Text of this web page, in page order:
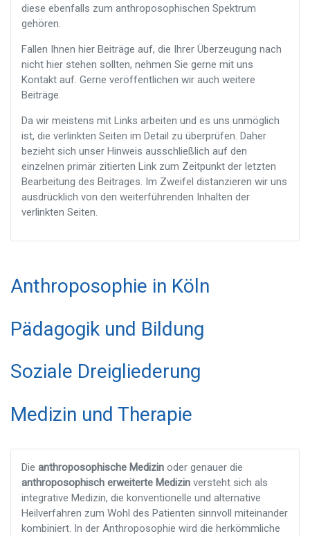
diese ebenfalls zum anthroposophischen Spektrum
gehören.
Fallen Ihnen hier Beiträge auf, die Ihrer Überzeugung nach
nicht hier stehen sollten, nehmen Sie gerne mit uns
Kontakt auf. Gerne veröffentlichen wir auch weitere
Beiträge.
Da wir meistens mit Links arbeiten und es uns unmöglich
ist, die verlinkten Seiten im Detail zu überprüfen. Daher
bezieht sich unser Hinweis ausschließlich auf den
einzelnen primär zitierten Link zum Zeitpunkt der letzten
Bearbeitung des Beitrages. Im Zweifel distanzieren wir uns
ausdrücklich von den weiterführenden Inhalten der
verlinkten Seiten.
Anthroposophie in Köln
Pädagogik und Bildung
Soziale Dreigliederung
Medizin und Therapie
Die anthroposophische Medizin oder genauer die
anthroposophisch erweiterte Medizin versteht sich als
integrative Medizin, die konventionelle und alternative
Heilverfahren zum Wohl des Patienten sinnvoll miteinander
kombiniert. In der Anthroposophie wird die herkömmliche